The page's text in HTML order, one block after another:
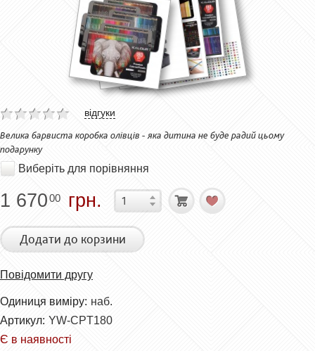
відгуки
Велика барвиста коробка олівців - яка дитина не буде радий цьому
подарунку
Виберіть для порівняння
1 67000 грн.
Додати до корзини
Повідомити другу
Одиниця виміру: наб.
Артикул: YW-CPT180
Є в наявності